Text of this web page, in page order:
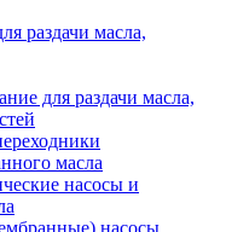
раздачи масла,
для раздачи масла,
масла
насосы и
насосы